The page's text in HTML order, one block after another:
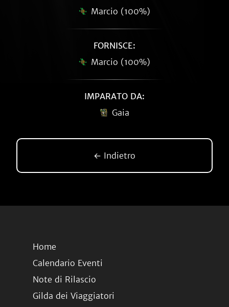
Marcio (100%)
FORNISCE:
Marcio (100%)
IMPARATO DA:
Gaia
← Indietro
Home
Calendario Eventi
Note di Rilascio
Gilda dei Viaggiatori